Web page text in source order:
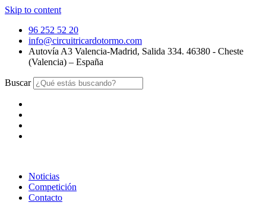
Skip to content
96 252 52 20
info@circuitricardotormo.com
Autovía A3 Valencia-Madrid, Salida 334. 46380 - Cheste
(Valencia) – España
Buscar
Noticias
Competición
Contacto